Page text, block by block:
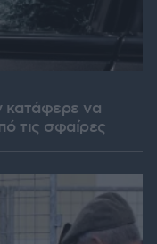
κατάφερε να
τις σφαίρες